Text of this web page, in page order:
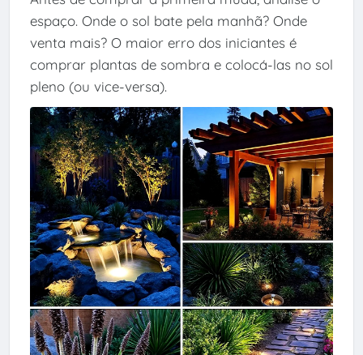
espaço. Onde o sol bate pela manhã? Onde
venta mais? O maior erro dos iniciantes é
comprar plantas de sombra e colocá-las no sol
pleno (ou vice-versa).